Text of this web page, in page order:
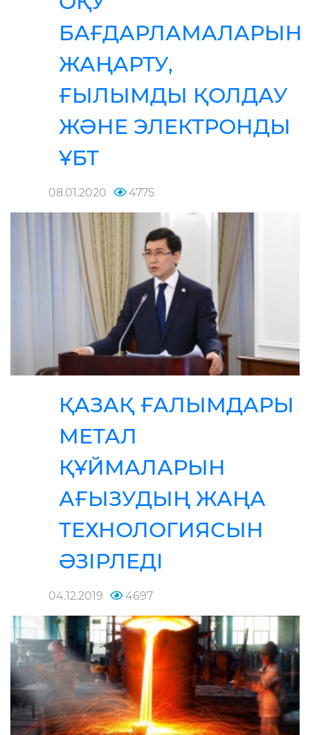
БАҒДАРЛАМАЛАРЫН
ЖАҢАРТУ,
ҒЫЛЫМДЫ ҚОЛДАУ
ЖӘНЕ ЭЛЕКТРОНДЫ
ҰБТ
08.01.2020 4775
ҚАЗАҚ ҒАЛЫМДАРЫ
МЕТАЛ
ҚҰЙМАЛАРЫН
АҒЫЗУДЫҢ ЖАҢА
ТЕХНОЛОГИЯСЫН
ӘЗІРЛЕДІ
04.12.2019 4697